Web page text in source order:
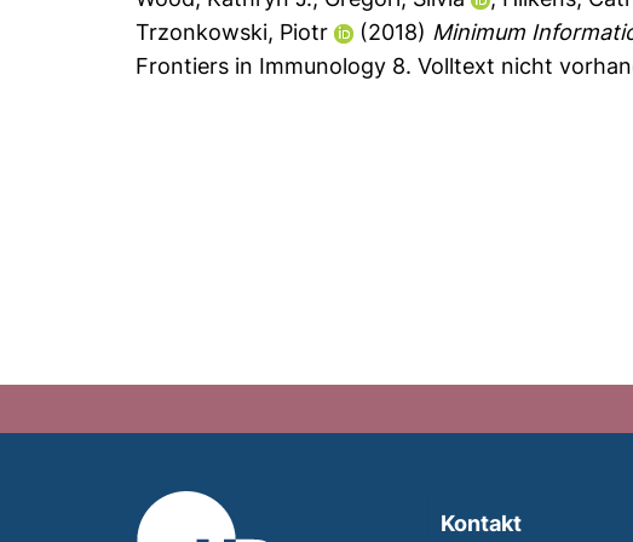
Trzonkowski, Piotr
(2018) Minimum
Frontiers in Immunology 8.Volltext nicht
Kontakt